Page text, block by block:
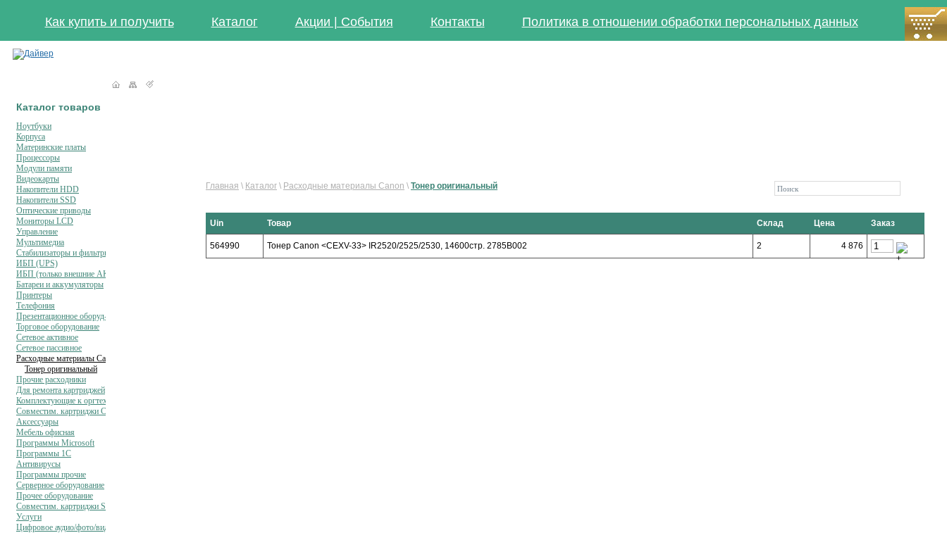
Как купить и получить Каталог Акции | События Контакты Политика в отношении обработки персональных данных
Каталог товаров
Ноутбуки
Корпуса
Материнские платы
Процессоры
Модули памяти
Видеокарты
Накопители HDD
Накопители SSD
Оптические приводы
Мониторы LCD
Управление
Мультимедиа
Стабилизаторы и фильтры
ИБП (UPS)
ИБП (только внешние АКБ)
Батареи и аккумуляторы
Принтеры
Телефония
Презентационное оборуд-ние
Торговое оборудование
Сетевое активное
Сетевое пассивное
Расходные материалы Canon
Тонер оригинальный
Прочие расходники
Для ремонта картриджей
Комплектующие к оргтехнике
Совместим. картриджи Cactus
Аксессуары
Мебель офисная
Программы Microsoft
Программы 1C
Антивирусы
Программы прочие
Серверное оборудование
Прочее оборудование
Совместим. картриджи SAKURA
Услуги
Цифровое аудио/фото/видео
Главная \ Каталог \ Расходные материалы Canon \ Тонер оригинальный
Uin Товар Склад Цена Заказ
564990 Тонер Canon <CEXV-33> IR2520/2525/2530, 14600стр. 2785B002 2 4 876